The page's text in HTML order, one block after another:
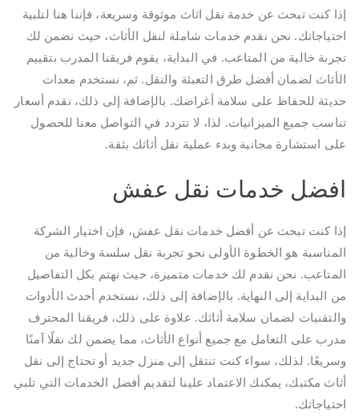
إذا كنت تبحث عن خدمة نقل اثاث موثوقة وسريعة، فإننا هنا لتلبية
احتياجاتك. نحن نقدم خدمات شاملة لنقل الأثاث، حيث نضمن لك
تجربة خالية من المتاعب. في البداية، يقوم فريقنا المدرب بتقييم
الأثاث لضمان أفضل طرق التعبئة والنقل. ثم، نستخدم معدات
حديثة للحفاظ على سلامة أغراضك. بالإضافة إلى ذلك، نقدم أسعار
تناسب جميع الميزانيات. لذا، لا تتردد في التواصل معنا للحصول
على استشارة مجانية وبدء عملية نقل أثاثك بثقة.
افضل خدمات نقل عفش
إذا كنت تبحث عن أفضل خدمات نقل عفش، فإن اختيار الشركة
المناسبة هو الخطوة الأولى نحو تجربة نقل سلسة وخالية من
المتاعب. نحن نقدم لك خدمات متميزة، حيث نهتم بكل التفاصيل
من البداية إلى النهاية. بالإضافة إلى ذلك، نستخدم أحدث الأدوات
والتقنيات لضمان سلامة أثاثك. علاوة على ذلك، فريقنا المحترف
مدرب على التعامل مع جميع أنواع الأثاث، مما يضمن لك نقلًا آمنًا
وسريعًا. لذلك، سواء كنت تنتقل إلى منزل جديد أو تحتاج إلى نقل
أثاث مكتبك، يمكنك الاعتماد علينا لتقديم أفضل الخدمات التي تلبي
احتياجاتك.